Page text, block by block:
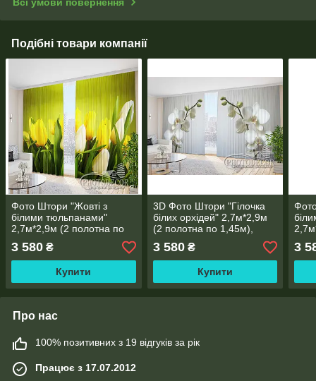
Подібні товари компанії
Фото Штори "Жовті з
білими тюльпанами"
2,7м*2,9м (2 полотна по
3 580 ₴
Купити
3D Фото Штори "Гілочка
білих орхідей" 2,7м*2,9м
(2 полотна по 1,45м),
3 580₴
Купити
3
Про нас
100% позитивних з 19 відгуків за рік
Працює з 17.07.2012